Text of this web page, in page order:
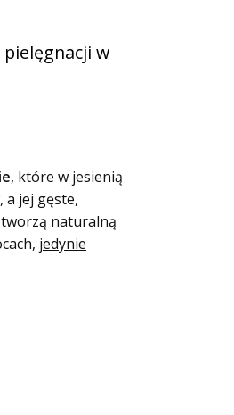
w
, które w jesienią
a jej gęste,
naturalną
jedynie